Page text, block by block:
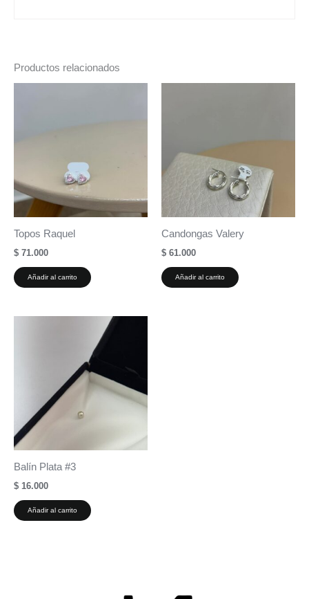
Productos relacionados
Topos Raquel
$ 71.000
Añadir al carrito
Candongas Valery
$ 61.000
Añadir al carrito
Balín Plata #3
$ 16.000
Añadir al carrito